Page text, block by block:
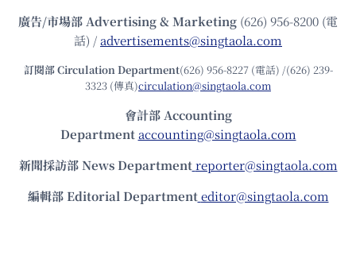
廣告/市場部Advertising & Marketing (626) 956-8200 (電
話) /advertisements@singtaola.com
訂閱部 Circulation Department(626) 956-8227 (電話) /(626) 239-
3323 (傳真)circulation@singtaola.com
會計部 Accounting
Department accounting@singtaola.com
新聞採訪部 News Department reporter@singtaola.com
編輯部 Editorial Department editor@singtaola.com